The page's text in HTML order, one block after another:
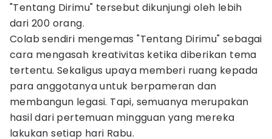
"Tentang Dirimu" tersebut dikunjungi oleh lebih
dari 200 orang.
Colab sendiri mengemas "Tentang Dirimu" sebagai
cara mengasah kreativitas ketika diberikan tema
tertentu. Sekaligus upaya memberi ruang kepada
para anggotanya untuk berpameran dan
membangun legasi. Tapi, semuanya merupakan
hasil dari pertemuan mingguan yang mereka
lakukan setiap hari Rabu.